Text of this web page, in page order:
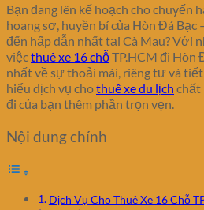
Bạn đang lên kế hoạch cho chuyến
hoang sơ, huyền bí của Hòn Đá
đến hấp dẫn nhất tại Cà Mau? Với
việcthuê xe 16 chỗTP.HCM đi Hòn
nhất về sự thoải mái, riêng tư và
hiểu dịch vụ chothuê xe du lịch chất
đi của bạn thêm phần trọn vẹn.
Nội dung chính
Dịch Vụ Cho Thuê Xe 16 Chỗ